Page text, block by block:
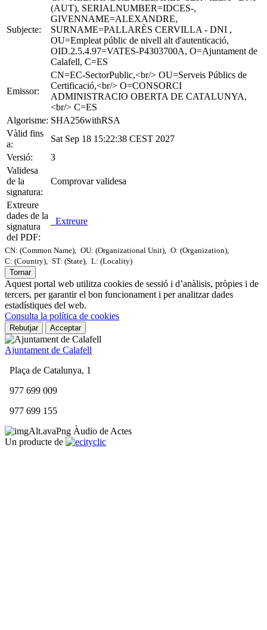
Subjecte:
(AUT), SERIALNUMBER=IDCES-,
GIVENNAME=ALEXANDRE,
SURNAME=PALLARÈS CERVILLA - DNI ,
OU=Empleat públic de nivell alt d'autenticació,
OID.2.5.4.97=VATES-P4303700A, O=Ajuntament de
Calafell, C=ES
Emissor:
CN=EC-SectorPublic,<br/> OU=Serveis Públics de
Certificació,<br/> O=CONSORCI
ADMINISTRACIO OBERTA DE CATALUNYA,
<br/> C=ES
Algorisme: SHA256withRSA
Vàlid fins
a:
Sat Sep 18 15:22:38 CEST 2027
Versió:
3
Validesa
de la
signatura:
Comprovar validesa
Extreure
dades de la
signatura
del PDF:
Extreure
CN: (Common Name), OU: (Organizational Unit), O: (Organization),
C: (Country), ST: (State), L: (Locality)
Tornar
Aquest portal web utilitza cookies de sessió i d’anàlisis, pròpies i de
tercers, per garantir el bon funcionament i per analitzar dades
estadístiques del web.
Consulta la política de cookies
Rebutjar Acceptar
Ajuntament de Calafell
Plaça de Catalunya, 1
977 699 009
977 699 155
Àudio de Actes
Un producte de